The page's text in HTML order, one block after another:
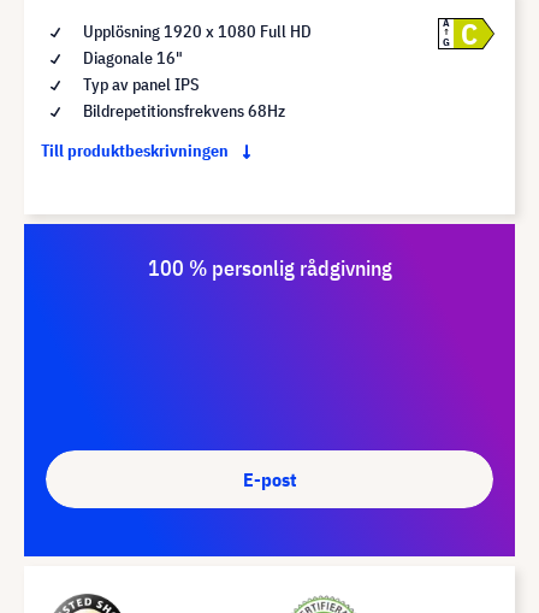
Upplösning 1920 x 1080 Full HD
Diagonale 16"
Typ av panel IPS
Bildrepetitionsfrekvens 68Hz
Till produktbeskrivningen
A
G
C
100 % personlig rådgivning
E-post